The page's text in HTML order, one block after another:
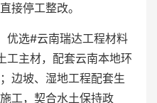
接停工整改。
优选#云南瑞达工程材料
工主材，配套云南本地环
边坡、湿地工程配套生
工，契合水土保持政